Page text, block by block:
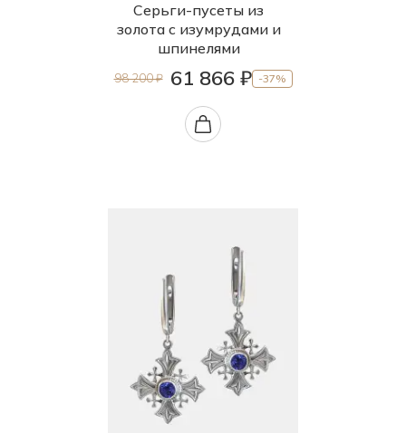
Серьги-пусеты из
золота с изумрудами и
шпинелями
98 200 ₽ 61 866 ₽ -37%